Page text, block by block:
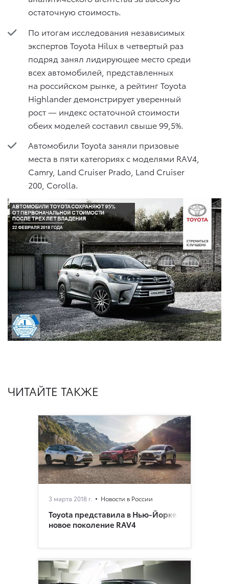
остаточную стоимость.
По итогам исследования независимых
экспертов Toyota Hilux в четвертый раз
подряд занял лидирующее место среди
всех автомобилей, представленных
на российском рынке, а рейтинг Toyota
Highlander демонстрирует уверенный
рост — индекс остаточной стоимости
обеих моделей составил свыше 99,5%.
Автомобили Toyota заняли призовые
места в пяти категориях с моделями RAV4,
Camry, Land Cruiser Prado, Land Cruiser
200, Corolla.
ЧИТАЙТЕ ТАКЖЕ
3 марта 2018 г. Новости в России
Toyota представила в Нью-Йорке
новое поколение RAV4